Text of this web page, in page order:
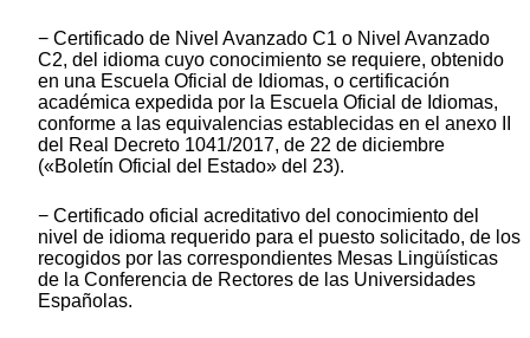
− Certificado de Nivel Avanzado C1 o Nivel Avanzado
C2, del idioma cuyo conocimiento se requiere, obtenido
en una Escuela Oficial de Idiomas, o certificación
académica expedida por la Escuela Oficial de Idiomas,
conforme a las equivalencias establecidas en el anexo II
del Real Decreto 1041/2017, de 22 de diciembre
(«Boletín Oficial del Estado» del 23).
− Certificado oficial acreditativo del conocimiento del
nivel de idioma requerido para el puesto solicitado, de los
recogidos por las correspondientes Mesas Lingüísticas
de la Conferencia de Rectores de las Universidades
Españolas.